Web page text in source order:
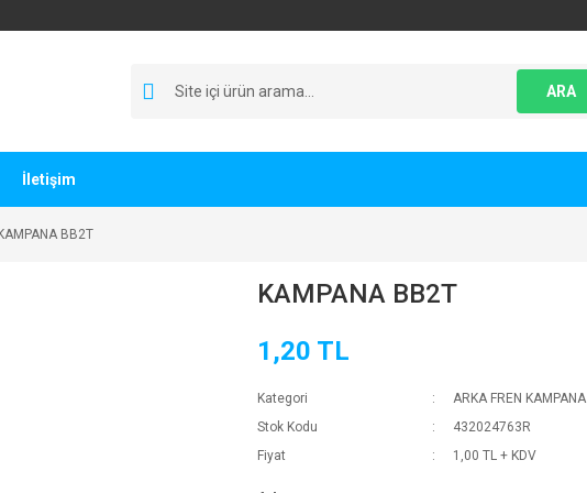
ARA
İletişim
BB2T
KAMPANA BB2T
1,20 TL
Kategori
ARKA FREN KAMPANA
Stok Kodu
432024763R
Fiyat
1,00 TL + KDV